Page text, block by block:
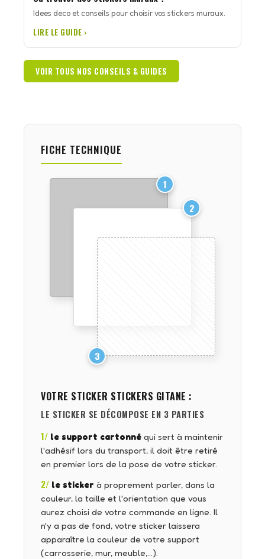
Idees deco et conseils pour choisir vos stickers muraux.
LIRE LE GUIDE ›
VOIR TOUS NOS CONSEILS & GUIDES
FICHE TECHNIQUE
1
2
3
VOTRE STICKER STICKERS GITANE :
LE STICKER SE DÉCOMPOSE EN 3 PARTIES
1/ le support cartonné qui sert à maintenir
l'adhésif lors du transport, il doit être retiré
en premier lors de la pose de votre sticker.
2/ le sticker à proprement parler, dans la
couleur, la taille et l'orientation que vous
aurez choisi de votre commande en ligne. Il
n'y a pas de fond, votre sticker laissera
apparaître la couleur de votre support
(carrosserie, mur, meuble,…).